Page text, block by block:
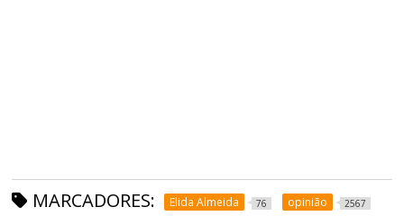
MARCADORES: Elida Almeida 76 opinião 2567